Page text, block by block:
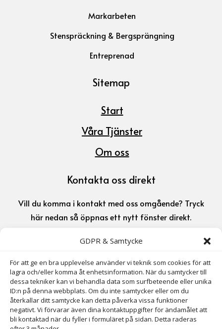
GDPR & Samtycke
För att ge en bra upplevelse använder vi teknik som cookies för att
lagra och/eller komma åt enhetsinformation. När du samtycker till
dessa tekniker kan vi behandla data som surfbeteende eller unika
ID:n på denna webbplats. Om du inte samtycker eller om du
återkallar ditt samtycke kan detta påverka vissa funktioner
negativt. Vi förvarar även dina kontaktuppgifter för ändamålet att
bli kontaktad när du fyller i formuläret på sidan. Detta raderas
Markarbeten
Stenspräckning & Bergsprängning
Entreprenad
Sitemap
Start
Våra Tjänster
Om oss
Kontakta oss direkt
Vill du komma i kontakt med oss omgående? Tryck
här nedan så öppnas ett nytt fönster direkt.
070-716 72 72
 info@larssonsmarkab.se
Adress